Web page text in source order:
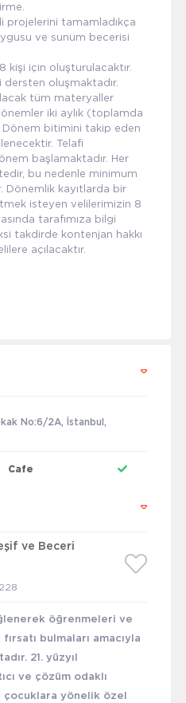
projelerini tamamladıkça
ve sunum becerisi
kişi için oluşturulacaktır.
dersten oluşmaktadır.
tüm materyaller
iki aylık (toplamda
Dönem bitimini takip eden
Telafi
başlamaktadır. Her
bu nedenle minimum
Dönemlik kayıtlarda bir
isteyen velilerimizin 8
tarafımıza bilgi
takdirde kontenjan hakkı
açılacaktır.
No:6/2A, İstanbul,
Cafe
ve Beceri
öğrenmeleri ve
bulmaları amacıyla
21. yüzyıl
ve çözüm odaklı
yönelik özel